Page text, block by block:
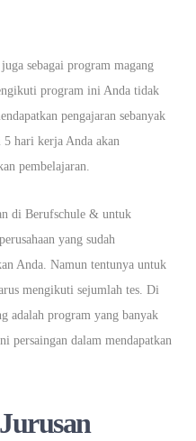
sebagai program magang
program ini Anda tidak
pengajaran sebanyak
hari kerja Anda akan
pembelajaran.
di Berufschule & untuk
yang sudah
Anda. Namun tentunya untuk
mengikuti sejumlah tes. Di
adalah program yang banyak
persaingan dalam mendapatkan